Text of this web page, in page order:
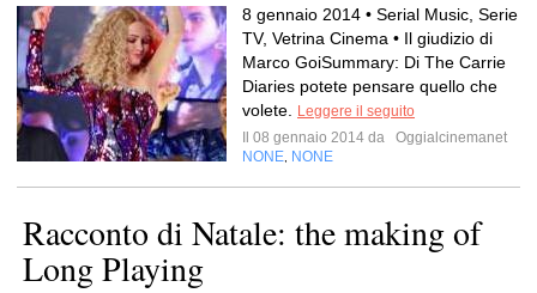
8 gennaio 2014 • Serial Music, Serie
TV, Vetrina Cinema • Il giudizio di
Marco GoiSummary: Di The Carrie
Diaries potete pensare quello che
volete.
Leggere il seguito
Il 08 gennaio 2014 da
Oggialcinemanet
NONE NONE
Racconto di Natale: the making of
Long Playing